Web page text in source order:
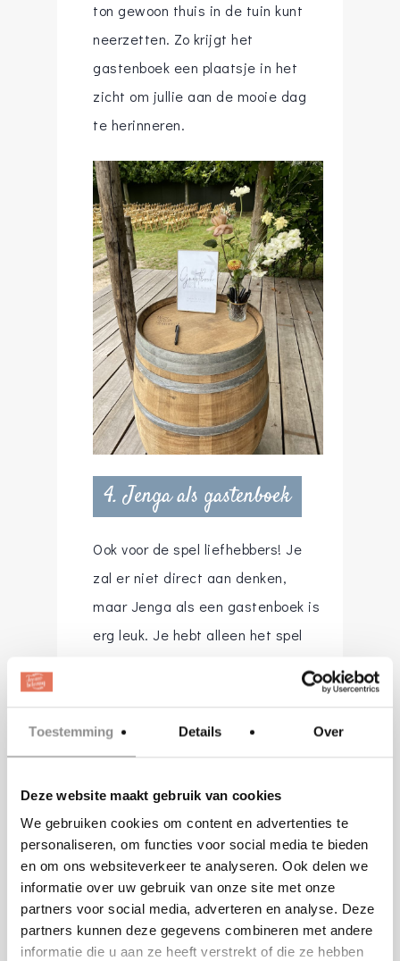
Toestemming Details Over
Deze website maakt gebruik van cookies
We gebruiken cookies om content en advertenties te
personaliseren, om functies voor social media te bieden
en om ons websiteverkeer te analyseren. Ook delen we
informatie over uw gebruik van onze site met onze
partners voor social media, adverteren en analyse. Deze
partners kunnen deze gegevens combineren met andere
informatie die u aan ze heeft verstrekt of die ze hebben
ton gewoon thuis in de tuin kunt
neerzetten. Zo krijgt het
gastenboek een plaatsje in het
zicht om jullie aan de mooie dag
te herinneren.
4. Jenga als gastenboek
Ook voor de spel liefhebbers! Je
zal er niet direct aan denken,
maar Jenga als een gastenboek is
erg leuk. Je hebt alleen het spel
fineliner nodig. Let er wel op dat
jullie kan opschrijven. Na jullie
bruiloft kun je nog vaak Jenga
spelen en ook de mooie teksten
van jullie gasten nog eens terug
lezen.